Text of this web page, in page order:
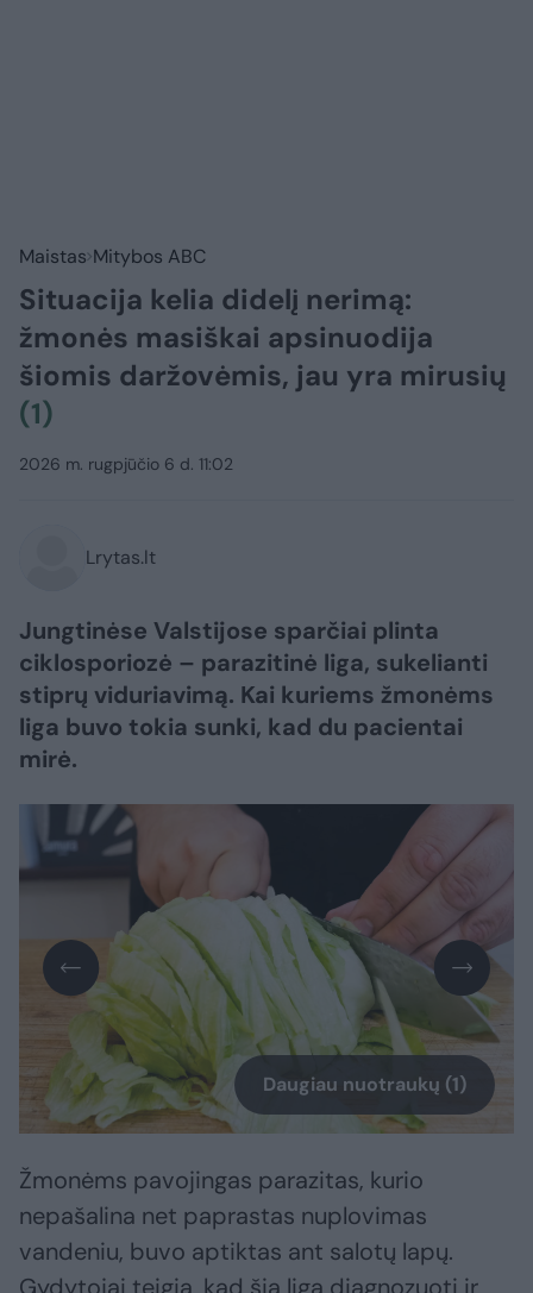
Maistas Mitybos ABC
Situacija kelia didelį nerimą:
žmonės masiškai apsinuodija
šiomis daržovėmis, jau yra mirusių
(1)
2026 m. rugpjūčio 6 d. 11:02
Lrytas.lt
Jungtinėse Valstijose sparčiai plinta
ciklosporiozė – parazitinė liga, sukelianti
stiprų viduriavimą. Kai kuriems žmonėms
liga buvo tokia sunki, kad du pacientai
mirė.
Daugiau nuotraukų (1)
Žmonėms pavojingas parazitas, kurio
nepašalina net paprastas nuplovimas
vandeniu, buvo aptiktas ant salotų lapų.